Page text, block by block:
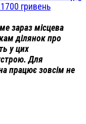
гривень
зараз місцева
ділянок про
у цих
Для
працює зовсім не